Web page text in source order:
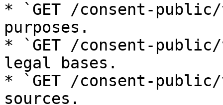
* `GET /consent-
purposes.
* `GET /consent-
legal bases.
* `GET /consent-
sources.